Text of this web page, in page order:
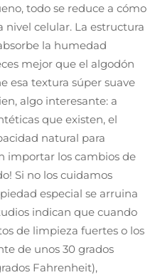
todo se reduce a cómo
nivel celular. La estructura
la humedad
mejor que el algodón
esa textura súper suave
algo interesante: a
que existen, el
natural para
importar los cambios de
Si no los cuidamos
especial se arruina
indican que cuando
de limpieza fuertes o los
de unos 30 grados
Fahrenheit),